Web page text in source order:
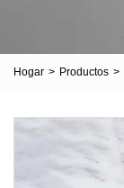
Hogar > Productos >